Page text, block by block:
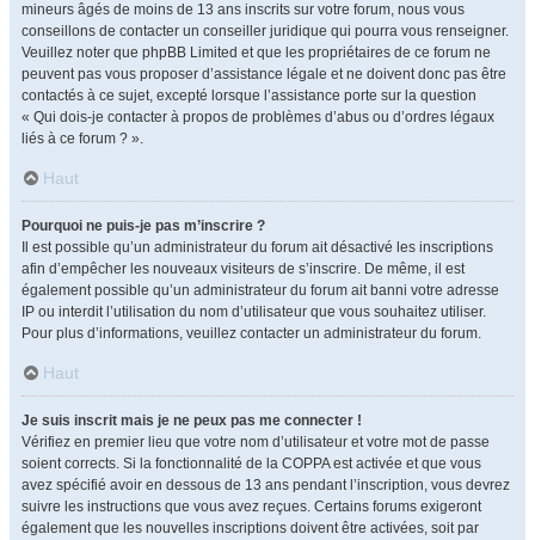
mineurs âgés de moins de 13 ans inscrits sur votre forum, nous vous
conseillons de contacter un conseiller juridique qui pourra vous renseigner.
Veuillez noter que phpBB Limited et que les propriétaires de ce forum ne
peuvent pas vous proposer d’assistance légale et ne doivent donc pas être
contactés à ce sujet, excepté lorsque l’assistance porte sur la question
« Qui dois-je contacter à propos de problèmes d’abus ou d’ordres légaux
liés à ce forum ? ».
Haut
Pourquoi ne puis-je pas m’inscrire ?
Il est possible qu’un administrateur du forum ait désactivé les inscriptions
afin d’empêcher les nouveaux visiteurs de s’inscrire. De même, il est
également possible qu’un administrateur du forum ait banni votre adresse
IP ou interdit l’utilisation du nom d’utilisateur que vous souhaitez utiliser.
Pour plus d’informations, veuillez contacter un administrateur du forum.
Haut
Je suis inscrit mais je ne peux pas me connecter !
Vérifiez en premier lieu que votre nom d’utilisateur et votre mot de passe
soient corrects. Si la fonctionnalité de la COPPA est activée et que vous
avez spécifié avoir en dessous de 13 ans pendant l’inscription, vous devrez
suivre les instructions que vous avez reçues. Certains forums exigeront
également que les nouvelles inscriptions doivent être activées, soit par